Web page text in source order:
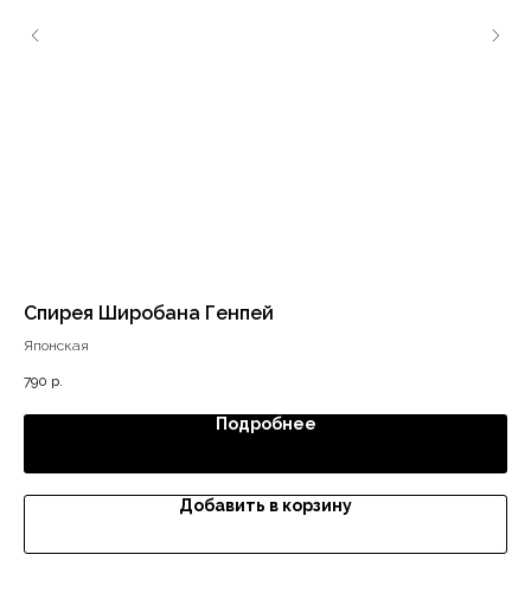
Спирея Широбана Генпей
Японская
790 р.
Подробнее
Добавить в корзину